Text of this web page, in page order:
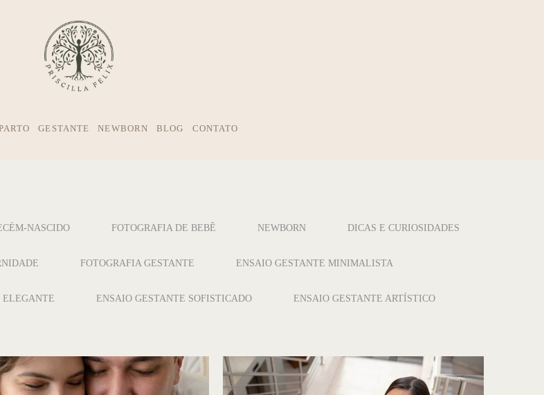
GESTANTE NEWBORN BLOG CONTATO
NASCIDO FOTOGRAFIA DE BEBÊ NEWBORN DICAS E CURIOSIDADES
FOTOGRAFIA GESTANTE ENSAIO GESTANTE MINIMALISTA
ELEGANTE ENSAIO GESTANTE SOFISTICADO ENSAIO GESTANTE ARTÍSTICO